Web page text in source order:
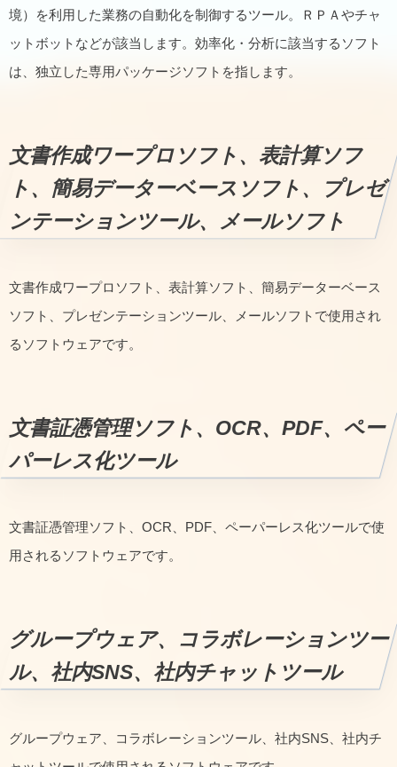
境）を利用した業務の自動化を制御するツール。ＲＰＡやチャ
ットボットなどが該当します。効率化・分析に該当するソフト
は、独立した専用パッケージソフトを指します。
文書作成ワープロソフト、表計算ソフ
ト、簡易データーベースソフト、プレゼ
ンテーションツール、メールソフト
文書作成ワープロソフト、表計算ソフト、簡易データーベース
ソフト、プレゼンテーションツール、メールソフトで使用され
るソフトウェアです。
文書証憑管理ソフト、OCR、PDF、ペー
パーレス化ツール
文書証憑管理ソフト、OCR、PDF、ペーパーレス化ツールで使
用されるソフトウェアです。
グループウェア、コラボレーションツー
ル、社内SNS、社内チャットツール
グループウェア、コラボレーションツール、社内SNS、社内チ